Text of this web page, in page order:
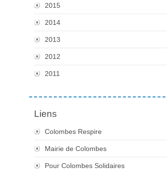
2015
2014
2013
2012
2011
Liens
Colombes Respire
Mairie de Colombes
Pour Colombes Solidaires